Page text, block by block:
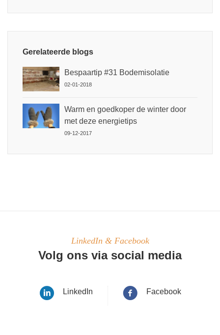
Gerelateerde blogs
Bespaartip #31 Bodemisolatie
02-01-2018
Warm en goedkoper de winter door
met deze energietips
09-12-2017
LinkedIn & Facebook
Volg ons via social media
LinkedIn Facebook